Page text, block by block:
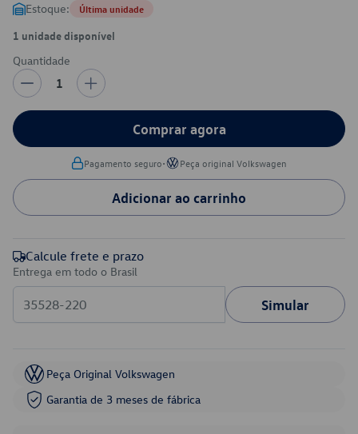
Estoque: Última unidade
1 unidade disponível
Quantidade
1
Comprar agora
Pagamento seguro• Peça original Volkswagen
Adicionar ao carrinho
Calcule frete e prazo
Entrega em todo o Brasil
Simular
Peça Original Volkswagen
Garantia de 3 meses de fábrica